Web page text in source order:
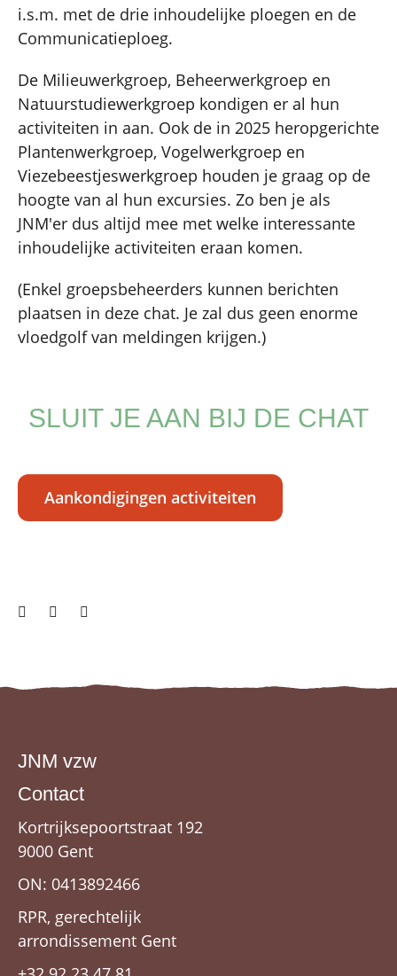
i.s.m. met de drie inhoudelijke ploegen en de
Communicatieploeg.
De Milieuwerkgroep, Beheerwerkgroep en
Natuurstudiewerkgroep kondigen er al hun
activiteiten in aan. Ook de in 2025 heropgerichte
Plantenwerkgroep, Vogelwerkgroep en
Viezebeestjeswerkgroep houden je graag op de
hoogte van al hun excursies. Zo ben je als
JNM'er dus altijd mee met welke interessante
inhoudelijke activiteiten eraan komen.
(Enkel groepsbeheerders kunnen berichten
plaatsen in deze chat. Je zal dus geen enorme
vloedgolf van meldingen krijgen.)
SLUIT JE AAN BIJ DE CHAT
Aankondigingen activiteiten
JNM vzw
Contact
Kortrijksepoortstraat 192
9000 Gent
ON: 0413892466
RPR, gerechtelijk
arrondissement Gent